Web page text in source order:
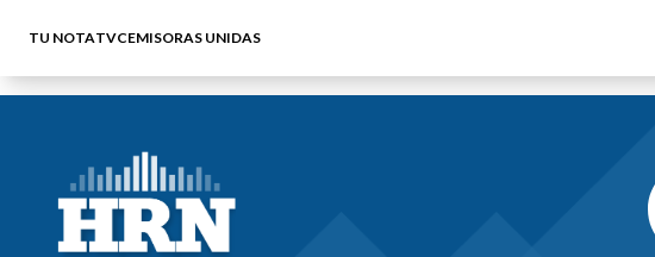
TU NOTATVCEMISORAS UNIDAS